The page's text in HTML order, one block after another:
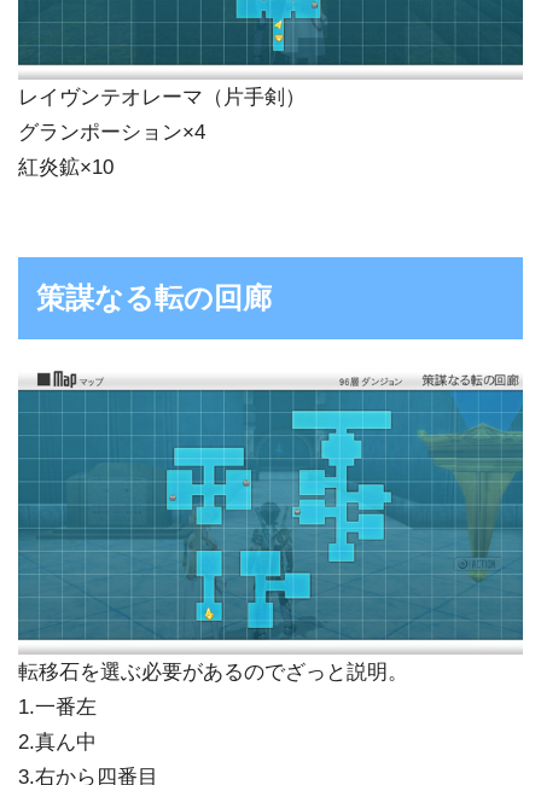
レイヴンテオレーマ（片手剣）
グランポーション×4
紅炎鉱×10
策謀なる転の回廊
転移石を選ぶ必要があるのでざっと説明。
1.一番左
2.真ん中
3.右から四番目